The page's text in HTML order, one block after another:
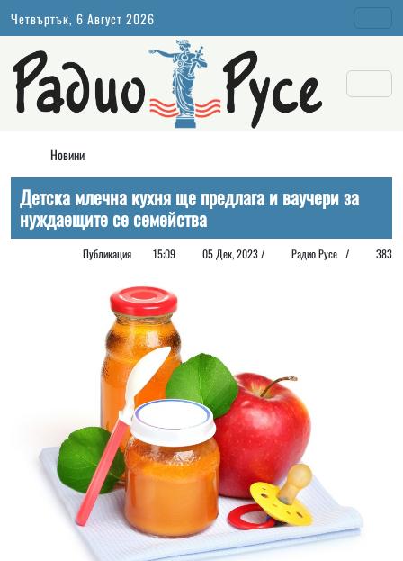
Четвъртък, 6 Август 2026
Новини
Детска млечна кухня ще предлага и ваучери за
нуждаещите се семейства
Публикация 15:09 05 Дек, 2023 / Радио Русе / 383